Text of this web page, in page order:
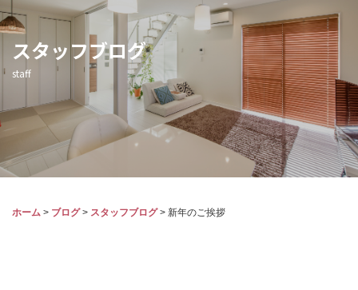
スタッフブログ
staff
ホーム > ブログ> スタッフブログ> 新年のご挨拶